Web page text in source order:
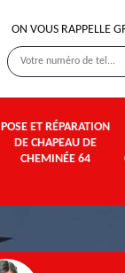
ON VOUS RAPPELLE
POSE ET RÉPARATION
DE CHAPEAU DE
CHEMINÉE 64